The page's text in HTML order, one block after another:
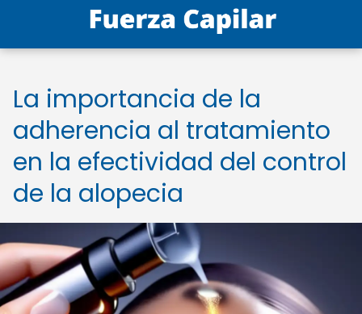
La importancia de la
adherencia al tratamiento
en la efectividad del control
de la alopecia